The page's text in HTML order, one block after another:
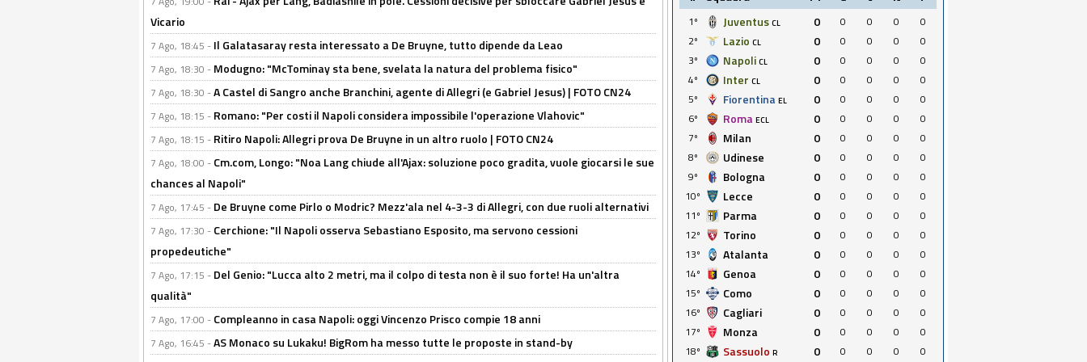
Vicario
7 Ago, 18:45 - Il Galatasaray resta interessato a De Bruyne, tutto dipende da Leao
7 Ago, 18:30 - Modugno: "McTominay sta bene, svelata la natura del problema fisico"
7 Ago, 18:30 -A Castel di Sangro anche Branchini, agente di Allegri (e Gabriel Jesus) | FOTO CN24
7 Ago, 18:15 - Romano: "Per costi il Napoli considera impossibile l'operazione Vlahovic"
7 Ago, 18:15 - Ritiro Napoli: Allegri prova De Bruyne in un altro ruolo | FOTO CN24
7 Ago, 18:00 - Cm.com, Longo: "Noa Lang chiude all'Ajax: soluzione poco gradita, vuole giocarsi le sue
chances al Napoli"
7 Ago, 17:45 - De Bruyne come Pirlo o Modric? Mezz'ala nel 4-3-3 di Allegri, con due ruoli alternativi
7 Ago, 17:30 - Cerchione: "Il Napoli osserva Sebastiano Esposito, ma servono cessioni
propedeutiche"
7 Ago, 17:15 - Del Genio: "Lucca alto 2 metri, ma il colpo di testa non è il suo forte! Ha un'altra
qualità"
7 Ago, 17:00 - Compleanno in casa Napoli: oggi Vincenzo Prisco compie 18 anni
7 Ago, 16:45 -AS Monaco su Lukaku! BigRom ha messo tutte le proposte in stand-by
1º Juventus CL 0 0 0 0
0
2º
Lazio CL 0 0 0 0
0
3º
Napoli CL 0 0 0 0
0
4º
Inter CL 0 0 0 0
0
5º
Fiorentina EL 0 0 0 0
0
6º
Roma ECL 0 0 0 0
0
7º
Milan 0 0 0 0
0
8º
Udinese 0 0 0 0
0
9º
Bologna 0 0 0 0
0
10º
Lecce 0 0 0 0
0
11º
Parma 0 0 0 0
0
12º
Torino 0 0 0 0
0
13º
Atalanta 0 0 0 0
0
14º
Genoa 0 0 0 0
0
15º
Como 0 0 0 0
0
16º
Cagliari 0 0 0 0
0
17º
Monza 0 0 0 0
0
18º
Sassuolo R 0 0 0 0 0